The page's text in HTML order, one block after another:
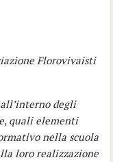
Florovivaisti
degli
quali elementi
nella scuola
loro realizzazione